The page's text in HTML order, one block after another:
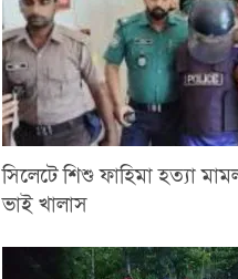
সিলেটে শিশু ফাহিমা হত্যা
ভাই খালাস